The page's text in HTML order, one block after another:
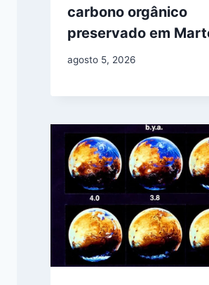
carbono orgânico
preservado em
agosto 5, 2026